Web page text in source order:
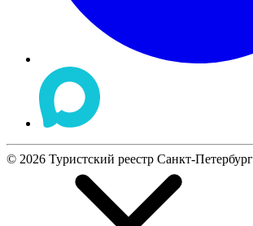
© 2026 Туристский реестр Санкт-